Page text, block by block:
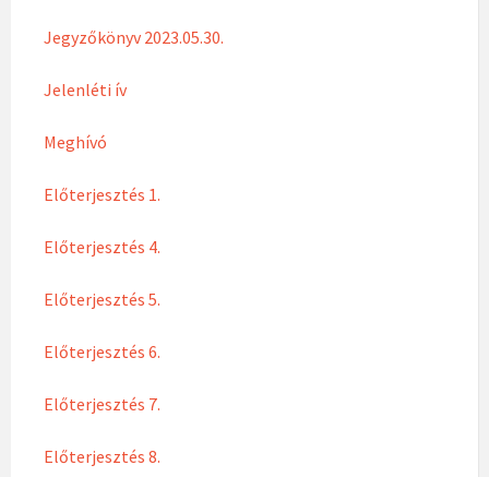
Jegyzőkönyv 2023.05.30.
Jelenléti ív
Meghívó
Előterjesztés 1.
Előterjesztés 4.
Előterjesztés 5.
Előterjesztés 6.
Előterjesztés 7.
Előterjesztés 8.